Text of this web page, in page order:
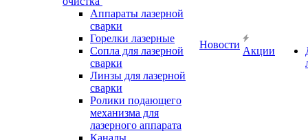
Аппараты лазерной
сварки
Горелки лазерные
Сопла для лазерной
сварки
Линзы для лазерной
сварки
Ролики подающего
механизма для
лазерного аппарата
Каналы
Новости
Акции